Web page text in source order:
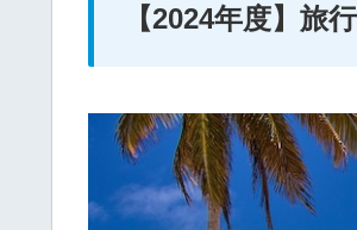
【2024年度】旅